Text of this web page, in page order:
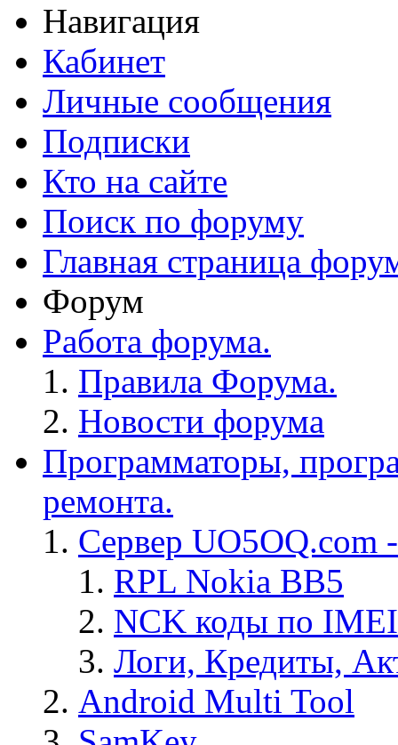
Навигация
Кабинет
Личные сообщения
Подписки
Кто на сайте
Поиск по форуму
Главная страница
Форум
Работа форума.
Правила Форума.
Новости форума
Программаторы,
ремонта.
Сервер
RPL Nokia BB5
NCK коды по IMEI
Логи, Кредиты,
Android Multi Tool